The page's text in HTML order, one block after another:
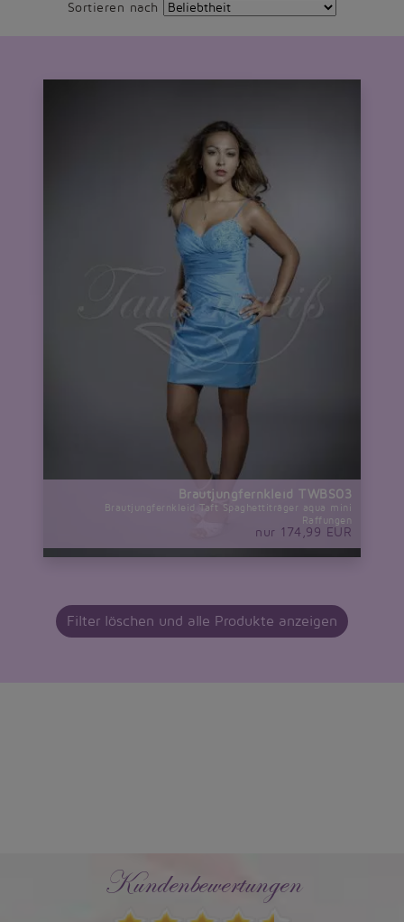
Sortieren nach
Brautjungfernkleid TWBS03
Brautjungfernkleid Taft Spaghettiträger aqua mini
Raffungen
nur 174,99 EUR
Filter löschen und alle Produkte anzeigen
Kundenbewertungen